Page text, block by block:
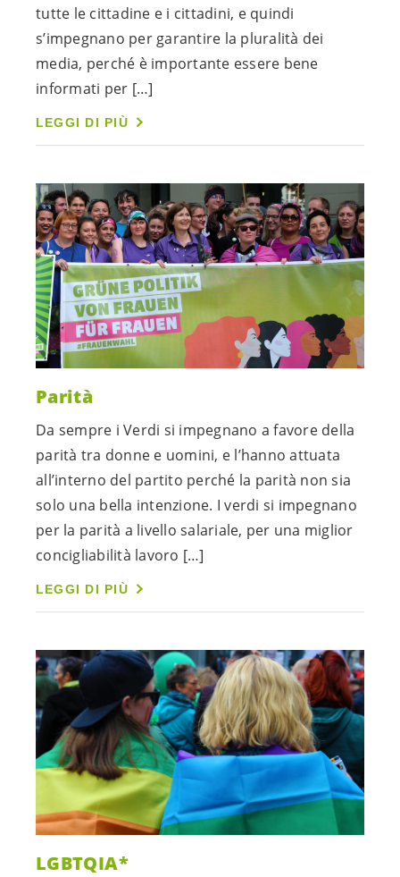
tutte le cittadine e i cittadini, e quindi
s’impegnano per garantire la pluralità dei
media, perché è importante essere bene
informati per […]
LEGGI DI PIÙ
Parità
Da sempre i Verdi si impegnano a favore della
parità tra donne e uomini, e l’hanno attuata
all’interno del partito perché la parità non sia
solo una bella intenzione. I verdi si impegnano
per la parità a livello salariale, per una miglior
concigliabilità lavoro […]
LEGGI DI PIÙ
LGBTQIA*